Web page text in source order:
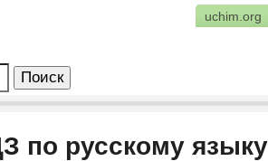
uchim.org
по русскому